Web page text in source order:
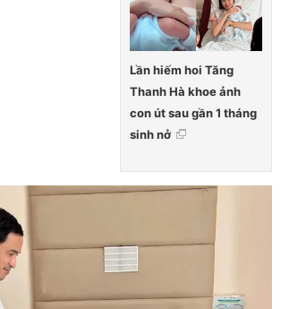
Lần hiếm hoi Tăng
Thanh Hà khoe ảnh
con út sau gần 1 tháng
sinh nở